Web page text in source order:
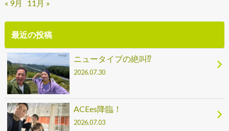
« 9月
11月 »
最近の投稿
ニュータイプの絶叫⁉
2026.07.30
ACEes降臨！
2026.07.03